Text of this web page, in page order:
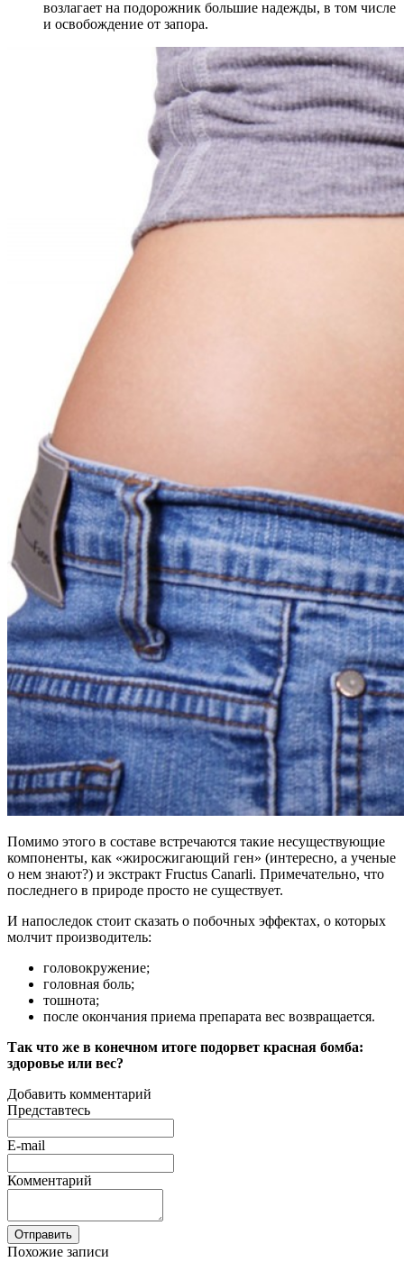
возлагает на подорожник большие надежды, в том числе
и освобождение от запора.
Помимо этого в составе встречаются такие несуществующие
компоненты, как «жиросжигающий ген» (интересно, а ученые
о нем знают?) и экстракт Fructus Canarli. Примечательно, что
последнего в природе просто не существует.
И напоследок стоит сказать о побочных эффектах, о которых
молчит производитель:
головокружение;
головная боль;
тошнота;
после окончания приема препарата вес возвращается.
Так что же в конечном итоге подорвет красная бомба:
здоровье или вес?
Добавить комментарий
Представтесь
E-mail
Комментарий
Отправить
Похожие записи